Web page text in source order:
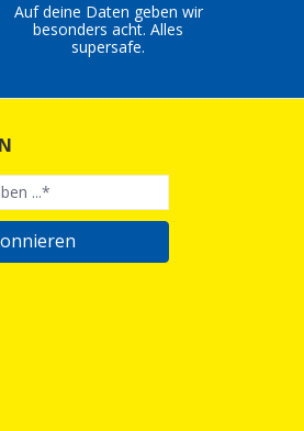
Auf deine Daten geben wir
besonders acht. Alles
supersafe.